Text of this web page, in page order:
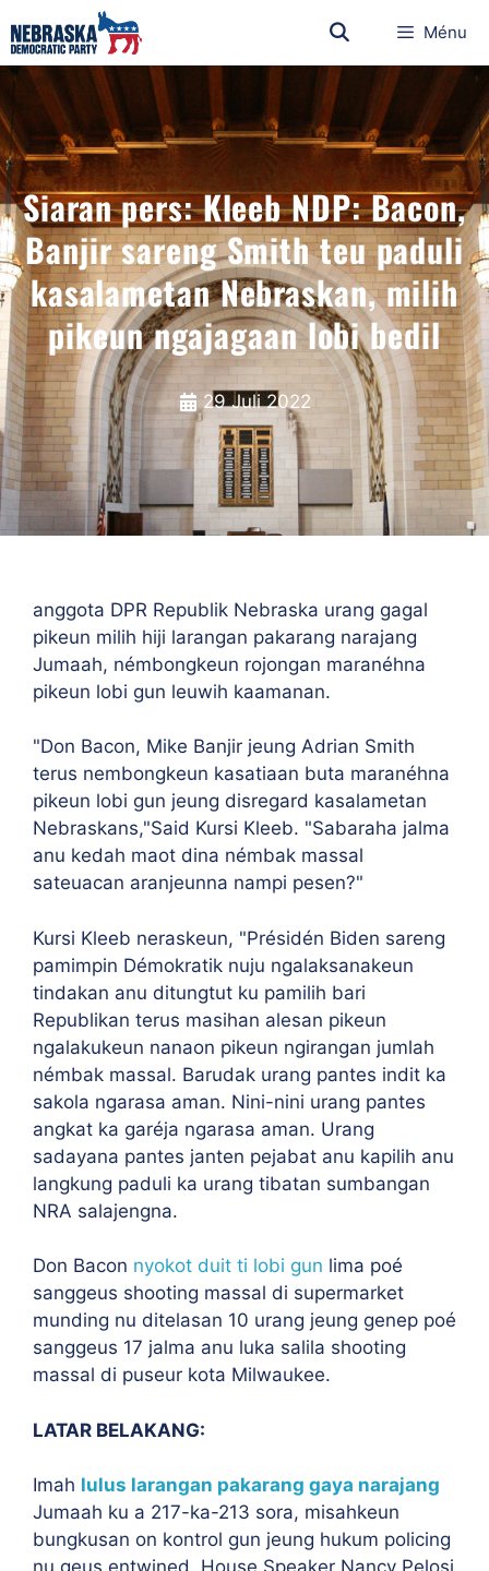
Ménu
Siaran pers: Kleeb NDP: Bacon,
Banjir sareng Smith teu paduli
kasalametan Nebraskan, milih
pikeun ngajagaan lobi bedil
29 Juli 2022
anggota DPR Republik Nebraska urang gagal
pikeun milih hiji larangan pakarang narajang
Jumaah, némbongkeun rojongan maranéhna
pikeun lobi gun leuwih kaamanan.
"Don Bacon, Mike Banjir jeung Adrian Smith
terus nembongkeun kasatiaan buta maranéhna
pikeun lobi gun jeung disregard kasalametan
Nebraskans,"Said Kursi Kleeb. "Sabaraha jalma
anu kedah maot dina némbak massal
sateuacan aranjeunna nampi pesen?"
Kursi Kleeb neraskeun, "Présidén Biden sareng
pamimpin Démokratik nuju ngalaksanakeun
tindakan anu ditungtut ku pamilih bari
Republikan terus masihan alesan pikeun
ngalakukeun nanaon pikeun ngirangan jumlah
némbak massal. Barudak urang pantes indit ka
sakola ngarasa aman. Nini-nini urang pantes
angkat ka garéja ngarasa aman. Urang
sadayana pantes janten pejabat anu kapilih anu
langkung paduli ka urang tibatan sumbangan
NRA salajengna.
Don Bacon nyokot duit ti lobi gun lima poé
sanggeus shooting massal di supermarket
munding nu ditelasan 10 urang jeung genep poé
sanggeus 17 jalma anu luka salila shooting
massal di puseur kota Milwaukee.
LATAR BELAKANG:
Imah lulus larangan pakarang gaya narajang
Jumaah ku a 217-ka-213 sora, misahkeun
bungkusan on kontrol gun jeung hukum policing
nu geus entwined, House Speaker Nancy Pelosi